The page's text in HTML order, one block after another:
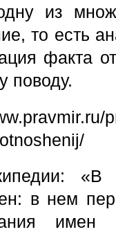
из
то есть
факта
поводу.
«В
в нем
имен